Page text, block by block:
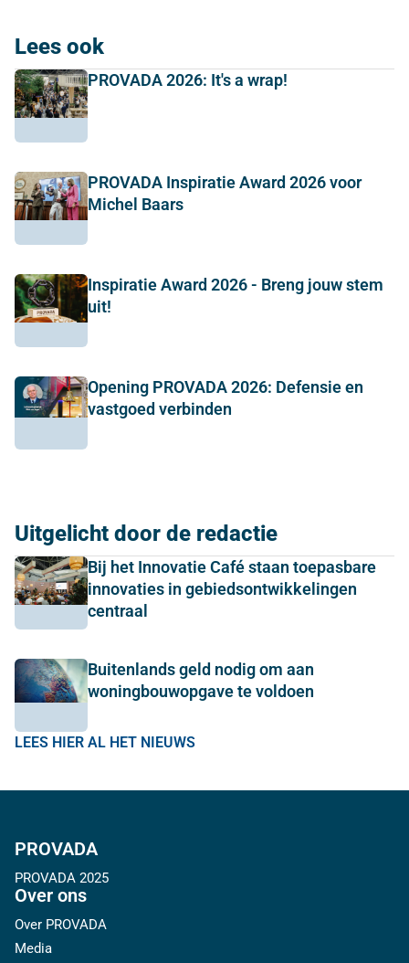
Lees ook
PROVADA 2026: It's a wrap!
PROVADA Inspiratie Award 2026 voor
Michel Baars
Inspiratie Award 2026 - Breng jouw stem
uit!
Opening PROVADA 2026: Defensie en
vastgoed verbinden
Uitgelicht door de redactie
Bij het Innovatie Café staan toepasbare
innovaties in gebiedsontwikkelingen
centraal
Buitenlands geld nodig om aan
woningbouwopgave te voldoen
LEES HIER AL HET NIEUWS
PROVADA
PROVADA 2025
Over ons
Over PROVADA
Media